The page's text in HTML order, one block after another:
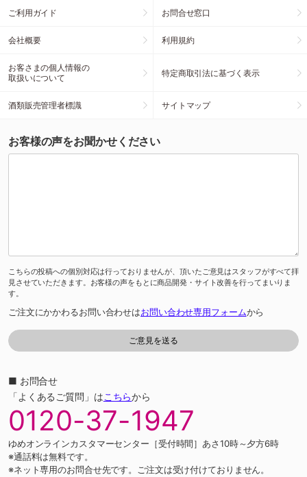
ご利用ガイド お問合せ窓口
会社概要 利用規約
お客さまの個人情報の
取扱いについて
特定商取引法に基づく表示
酒類販売管理者標識 サイトマップ
お客様の声をお聞かせください
こちらの投稿への個別対応は行っておりませんが、頂いたご意見はスタッフがすべて拝
見させていただきます。お客様の声をもとに商品開発・サイト改善を行ってまいりま
す。
ご注文にかかわるお問い合わせはお問い合わせ専用フォームから
■ お問合せ
「よくあるご質問」はこちらから
0120-37-1947
ゆめオンラインカスタマーセンター［受付時間］あさ10時～夕方6時
※通話料は無料です。
※ネット専用のお問合せ先です。ご注文は受け付けておりません。